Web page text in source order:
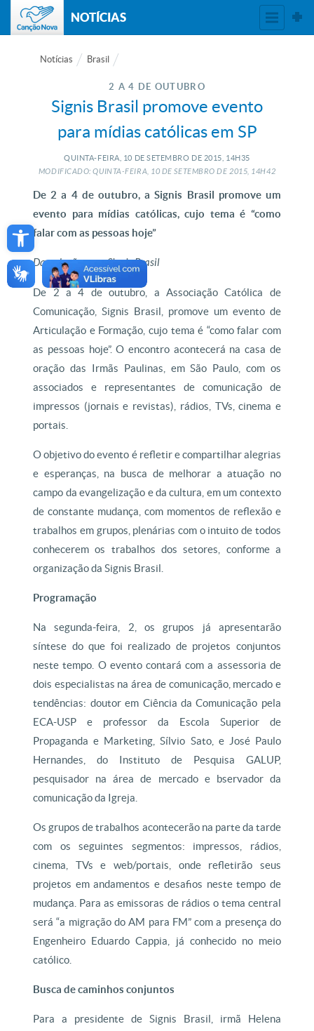
Open toolbar
NOTÍCIAS
Notícias Brasil
2 A 4 DE OUTUBRO
Signis Brasil promove evento
para mídias católicas em SP
QUINTA-FEIRA, 10 DE SETEMBRO DE 2015, 14H35
MODIFICADO: QUINTA-FEIRA, 10 DESETEMBRO DE2015, 14H42
De 2 a 4 de outubro, a Signis Brasil promove um
evento para mídias católicas, cujo tema é “como
falar com as pessoas hoje”
Da redação, com Signis Brasil
De 2 a 4 de outubro, a Associação Católica de
Comunicação, Signis Brasil, promove um evento de
Articulação e Formação, cujo tema é “como falar com
as pessoas hoje”. O encontro acontecerá na casa de
oração das Irmãs Paulinas, em São Paulo, com os
associados e representantes de comunicação de
impressos (jornais e revistas), rádios, TVs, cinema e
portais.
O objetivo do evento é refletir e compartilhar alegrias
e esperanças, na busca de melhorar a atuação no
campo da evangelização e da cultura, em um contexto
de constante mudança, com momentos de reflexão e
trabalhos em grupos, plenárias com o intuito de todos
conhecerem os trabalhos dos setores, conforme a
organização da Signis Brasil.
Programação
Na segunda-feira, 2, os grupos já apresentarão
síntese do que foi realizado de projetos conjuntos
neste tempo. O evento contará com a assessoria de
dois especialistas na área de comunicação, mercado e
tendências: doutor em Ciência da Comunicação pela
ECA-USP e professor da Escola Superior de
Propaganda e Marketing, Sílvio Sato, e José Paulo
Hernandes, do Instituto de Pesquisa GALUP,
pesquisador na área de mercado e bservador da
comunicação da Igreja.
Os grupos de trabalhos acontecerão na parte da tarde
com os seguintes segmentos: impressos, rádios,
cinema, TVs e web/portais, onde refletirão seus
projetos em andamentos e desafios neste tempo de
mudança. Para as emissoras de rádios o tema central
será “a migração do AM para FM” com a presença do
Engenheiro Eduardo Cappia, já conhecido no meio
católico.
Busca de caminhos conjuntos
Para a presidente de Signis Brasil, irmã Helena